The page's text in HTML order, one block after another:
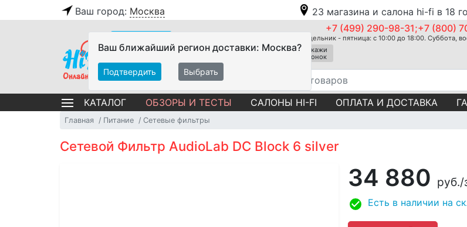
Ваш город: Москва 23 магазина и салона hi-fi в 18
Ваш ближайший регион доставки: Москва?
Подтвердить Выбрать
+7 (499) 290-98-31;+7 (800)
Понедельник - пятница: с 10:00 до 18:00. Суббота,
Закажи
звонок
КАТАЛОГ ОБЗОРЫ И ТЕСТЫ САЛОНЫ HI-FI ОПЛАТА И ДОСТАВКА
Главная Питание Сетевые фильтры
Сетевой Фильтр AudioLab DC Block 6 silver
34 880 руб./
Есть в наличии на